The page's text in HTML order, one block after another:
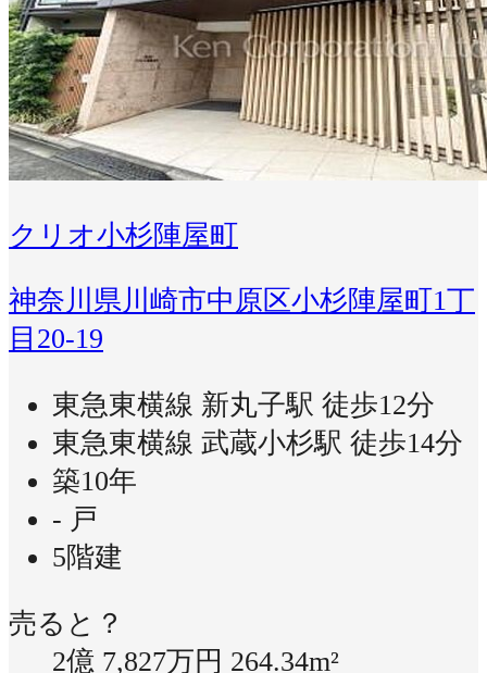
クリオ小杉陣屋町
神奈川県川崎市中原区小杉陣屋町1丁
目20-19
東急東横線 新丸子駅 徒歩12分
東急東横線 武蔵小杉駅 徒歩14分
築10年
- 戸
5階建
売ると？
2億 7,827万円 264.34m²